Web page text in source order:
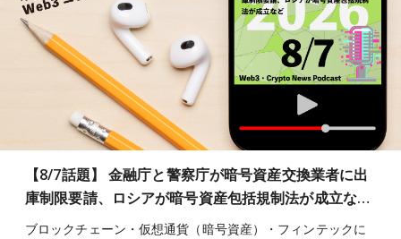
【8/7話題】 金融庁と警察庁が暗号資産交換業者に出
庫制限要請、ロシアが暗号資産包括規制法が成立な…
ブロックチェーン・仮想通貨（暗号資産）・フィンテックに